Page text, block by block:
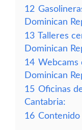
12
Dominican
13 Talleres
Dominican
14 Webcams
Dominican
15 Oficinas
Cantabria:
16 Contenido